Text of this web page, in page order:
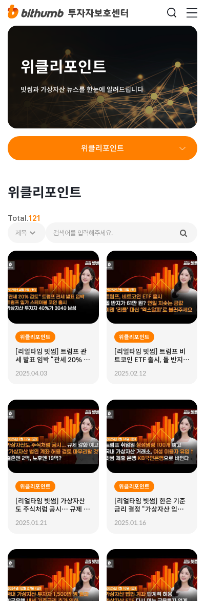
위클리포인트
빗썸과 가상자산 뉴스를 한눈에 알려드립니다
위클리포인트
위클리포인트
Total.121
위클리포인트
[리얼타임 빗썸] 트럼프 관
세 발표 임박 “관세 20% 검
티파이낸셜(WLF) 스테이블
2025.04.03
위클리포인트
[리얼타임 빗썸] 트럼프 비
트코인 ETF 출시, 돌 반지가
이젠 '리플' 대신 '엑스알
2025.02.12
위클리포인트
[리얼타임 빗썸] 가상자산
도 주식처럼 공시… 규제 강
허용 검토 마무리할 것, 결혼
2025.01.21
위클리포인트
[리얼타임 빗썸] 한은 기준
금리 결정 “가상자산 입법
여성 이용자 유입 ↑, 빗썸
2025.01.16